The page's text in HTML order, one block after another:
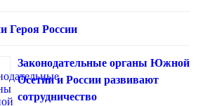
Героя России
Законодательные органы Южной
Осетии и России развивают
сотрудничество